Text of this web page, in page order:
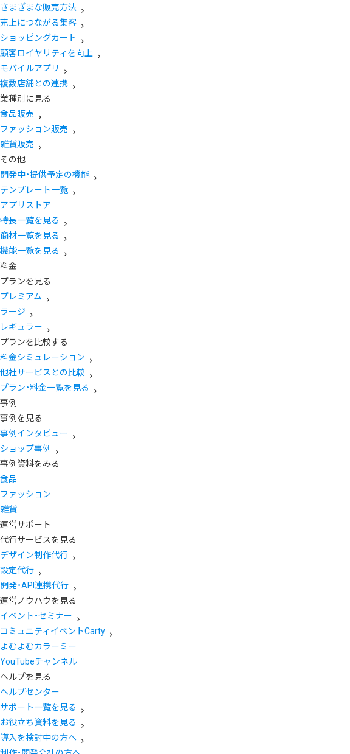
さまざまな販売方法
売上につながる集客
ショッピングカート
顧客ロイヤリティを向上
モバイルアプリ
複数店舗との連携
業種別に見る
食品販売
ファッション販売
雑貨販売
その他
開発中・提供予定の機能
テンプレート一覧
アプリストア
特長一覧を見る
商材一覧を見る
機能一覧を見る
料金
プランを見る
プレミアム
ラージ
レギュラー
プランを比較する
料金シミュレーション
他社サービスとの比較
プラン・料金一覧を見る
事例
事例を見る
事例インタビュー
ショップ事例
事例資料をみる
食品
ファッション
雑貨
運営サポート
代行サービスを見る
デザイン制作代行
設定代行
開発・API連携代行
運営ノウハウを見る
イベント・セミナー
コミュニティイベントCarty
よむよむカラーミー
YouTubeチャンネル
ヘルプを見る
ヘルプセンター
サポート一覧を見る
お役立ち資料を見る
導入を検討中の方へ